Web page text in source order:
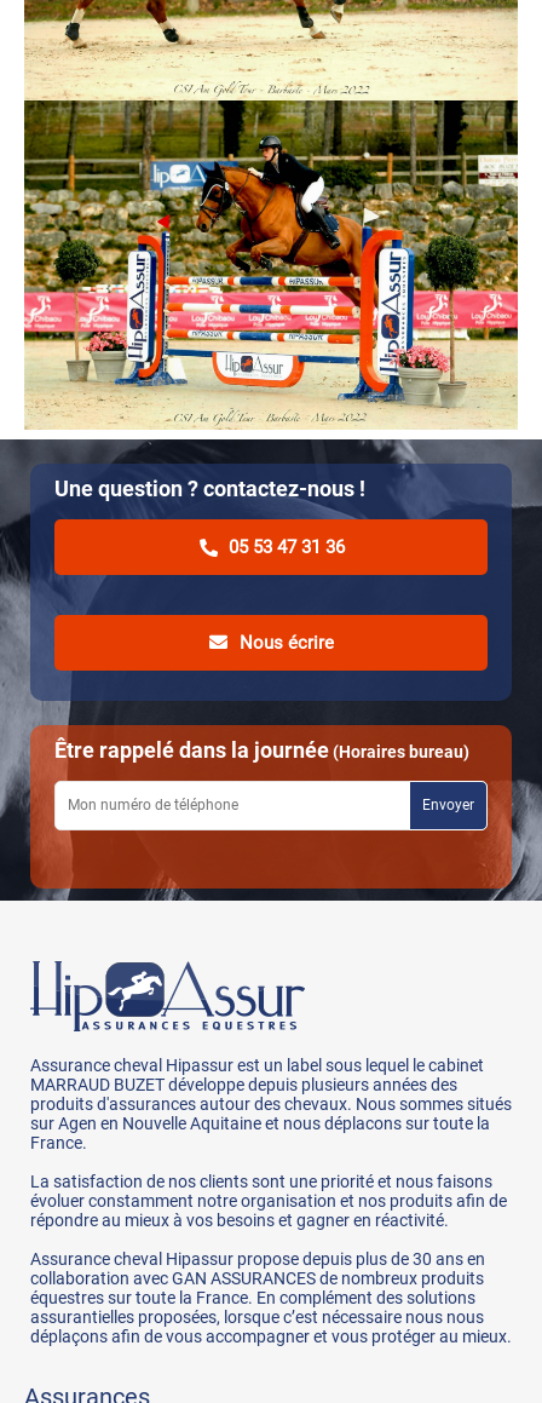
Une question ? contactez-nous !
05 53 47 31 36
Nous écrire
Être rappelé dans la journée(Horaires bureau)
Assurance cheval Hipassur est un label sous lequel le cabinet
MARRAUD BUZET développe depuis plusieurs années des
produits d'assurances autour des chevaux. Nous sommes situés
sur Agen en Nouvelle Aquitaine et nous déplacons sur toute la
France.
La satisfaction de nos clients sont une priorité et nous faisons
évoluer constamment notre organisation et nos produits afin de
répondre au mieux à vos besoins et gagner en réactivité.
Assurance cheval Hipassur propose depuis plus de 30 ans en
collaboration avec GAN ASSURANCES de nombreux produits
équestres sur toute la France. En complément des solutions
assurantielles proposées, lorsque c’est nécessaire nous nous
déplaçons afin de vous accompagner et vous protéger au mieux.
Assurances